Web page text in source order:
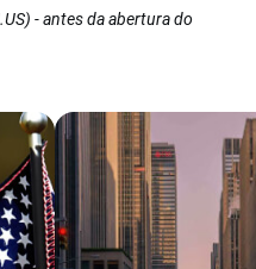
- antes da abertura do